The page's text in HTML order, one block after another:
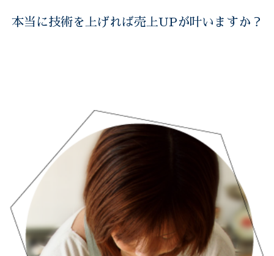
本当に技術を上げれば売上UPが叶いますか？